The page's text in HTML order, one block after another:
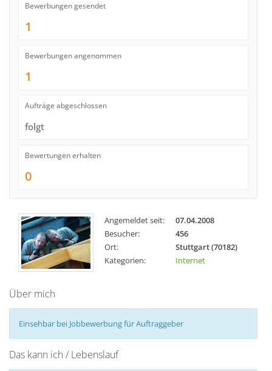
Bewerbungen gesendet
1
Bewerbungen angenommen
1
Aufträge abgeschlossen
folgt
Bewertungen erhalten
0
Angemeldet seit:
07.04.2008
Besucher:
456
Ort:
Stuttgart (70182)
Kategorien:
Internet
Über mich
Einsehbar bei Jobbewerbung für Auftraggeber
Das kann ich / Lebenslauf